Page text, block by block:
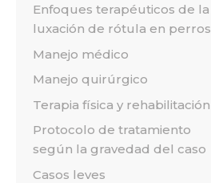
Enfoques terapéuticos de la
luxación de rótula en perros
Manejo médico
Manejo quirúrgico
Terapia física y rehabilitación
Protocolo de tratamiento
según la gravedad del caso
Casos leves